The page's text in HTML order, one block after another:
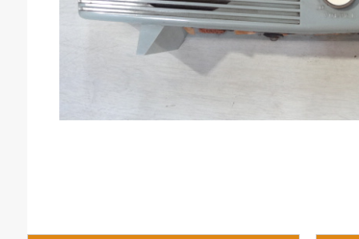
生活館 豊橋東脇本店